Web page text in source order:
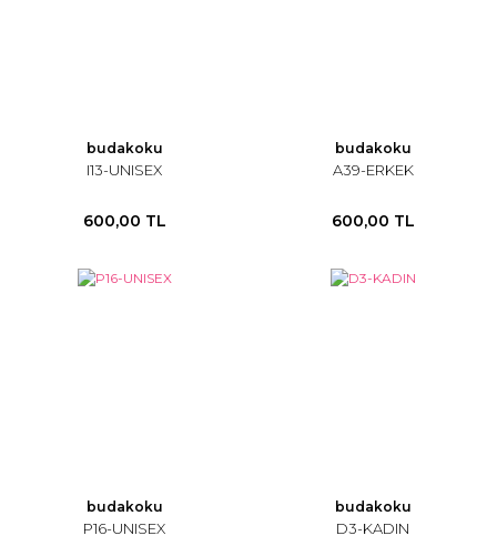
budakoku
I13-UNISEX
600,00 TL
budakoku
A39-ERKEK
600,00 TL
budakoku
P16-UNISEX
budakoku
D3-KADIN